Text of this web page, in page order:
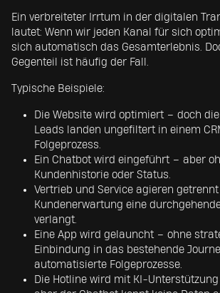
Ein verbreiteter Irrtum in der digitalen
lautet: Wenn wir jeden Kanal für sich
sich automatisch das Gesamterlebnis.
Gegenteil ist häufig der Fall.
Typische Beispiele:
Die Website wird optimiert – doch
Leads landen ungefiltert in einem
Folgeprozess.
Ein Chatbot wird eingeführt – aber
Kundenhistorie oder Status.
Vertrieb und Service agieren
Kundenerwartung eine
verlangt.
Eine App wird gelauncht – ohne
Einbindung in das bestehende
automatisierte Folgeprozesse.
Die Hotline wird mit KI-